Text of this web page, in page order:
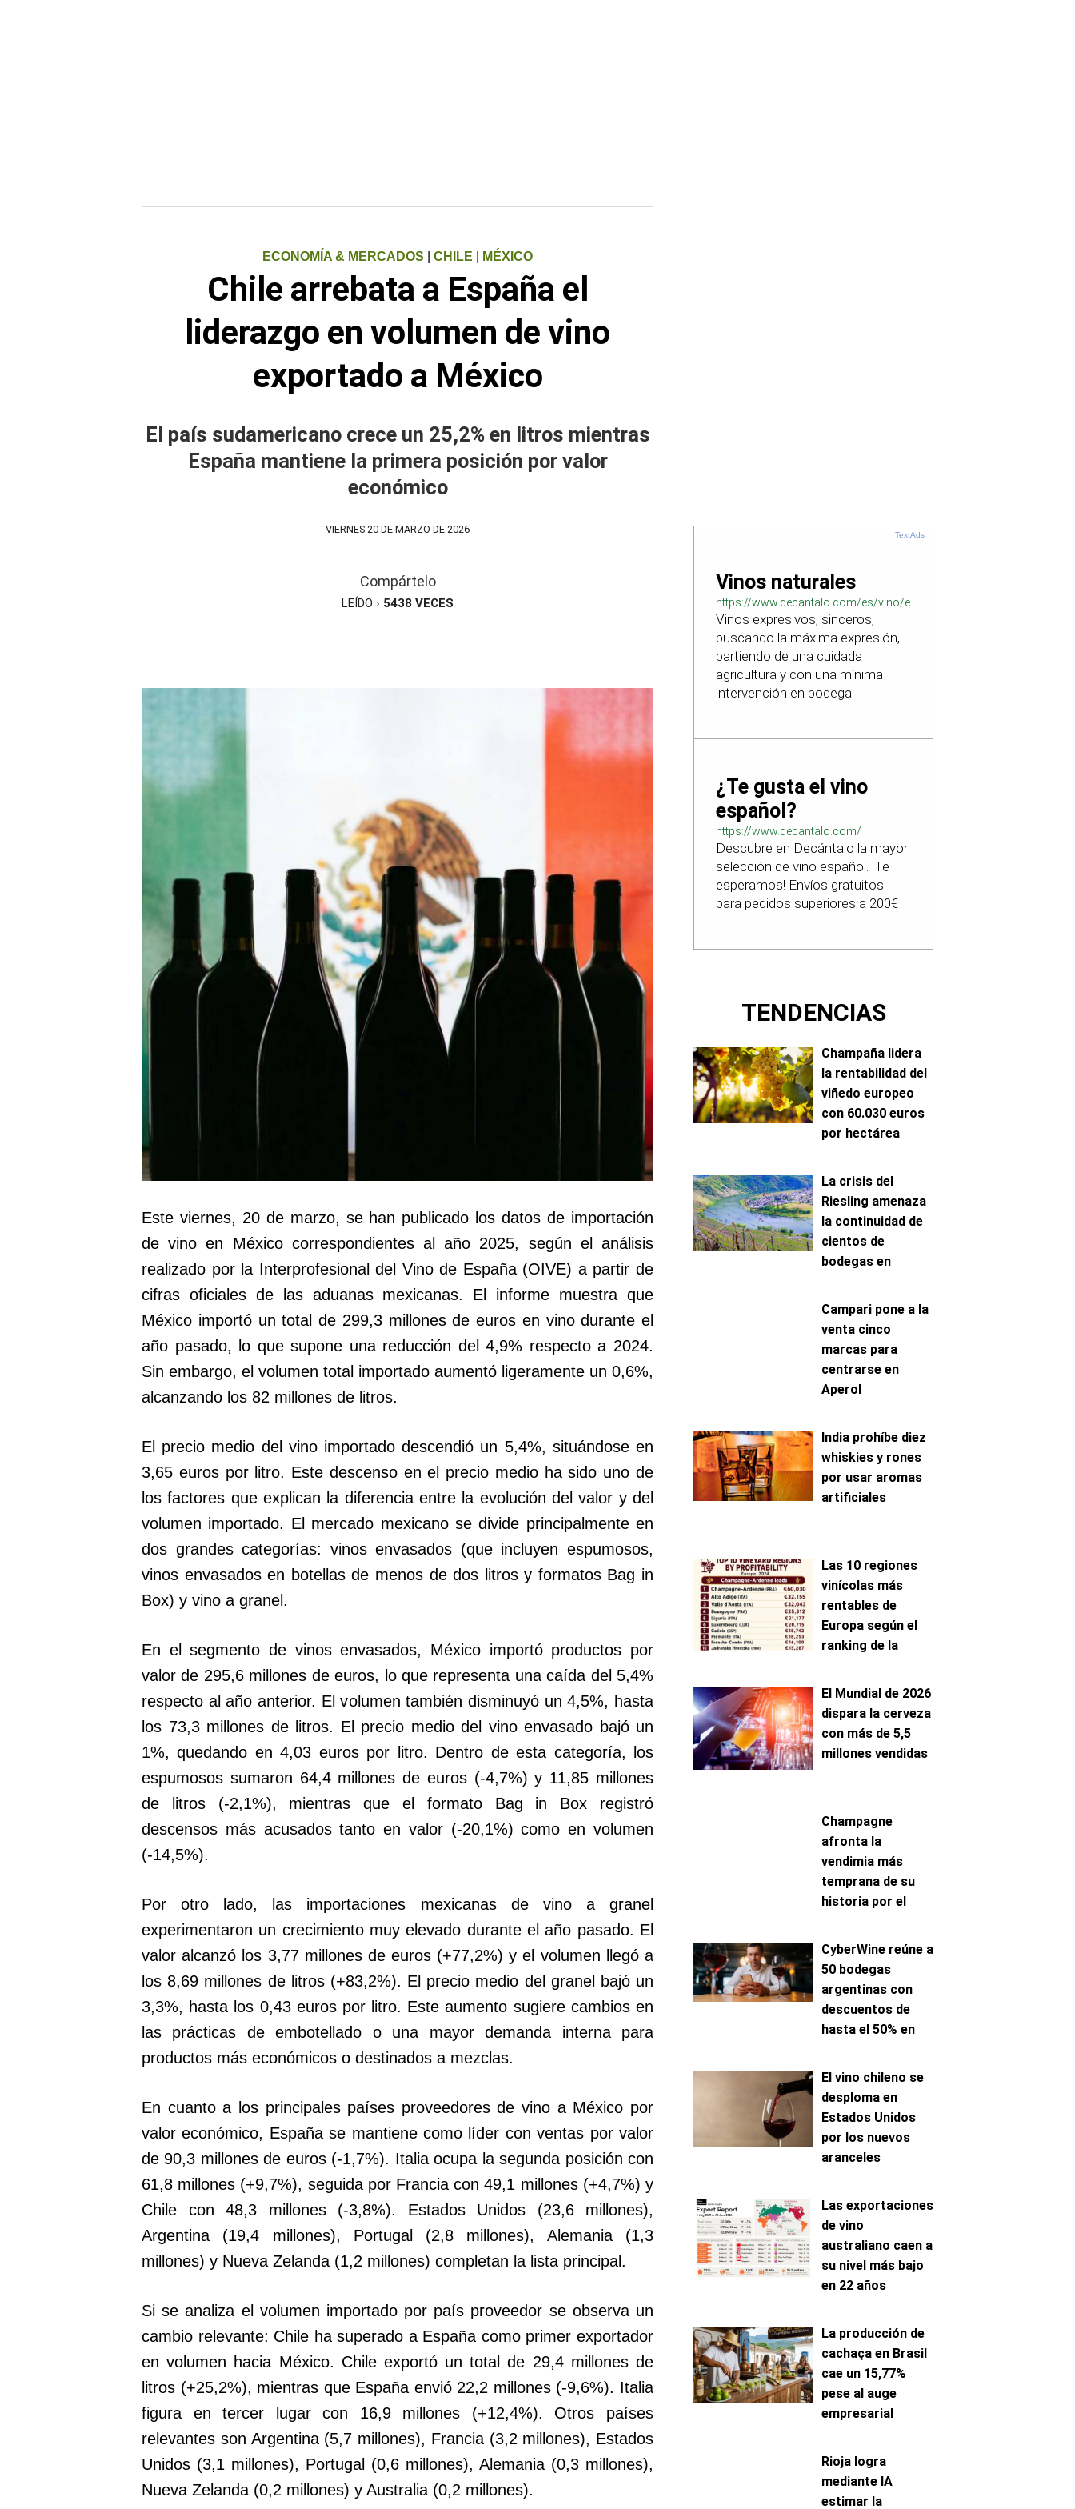
ECONOMÍA & MERCADOS CHILE MÉXICO
Chile arrebata a España el
liderazgo en volumen de vino
exportado a México
El país sudamericano crece un 25,2% en litros mientras
España mantiene la primera posición por valor
económico
VIERNES 20 DE MARZO DE 2026
Compártelo
LEÍDO › 5438 VECES
Este viernes, 20 de marzo, se han publicado los datos de importación
de vino en México correspondientes al año 2025, según el análisis
realizado por la Interprofesional del Vino de España (OIVE) a partir de
cifras oficiales de las aduanas mexicanas. El informe muestra que
México importó un total de 299,3 millones de euros en vino durante el
año pasado, lo que supone una reducción del 4,9% respecto a 2024.
Sin embargo, el volumen total importado aumentó ligeramente un 0,6%,
alcanzando los 82 millones de litros.
El precio medio del vino importado descendió un 5,4%, situándose en
3,65 euros por litro. Este descenso en el precio medio ha sido uno de
los factores que explican la diferencia entre la evolución del valor y del
volumen importado. El mercado mexicano se divide principalmente en
dos grandes categorías: vinos envasados (que incluyen espumosos,
vinos envasados en botellas de menos de dos litros y formatos Bag in
Box) y vino a granel.
En el segmento de vinos envasados, México importó productos por
valor de 295,6 millones de euros, lo que representa una caída del 5,4%
respecto al año anterior. El volumen también disminuyó un 4,5%, hasta
los 73,3 millones de litros. El precio medio del vino envasado bajó un
1%, quedando en 4,03 euros por litro. Dentro de esta categoría, los
espumosos sumaron 64,4 millones de euros (-4,7%) y 11,85 millones
de litros (-2,1%), mientras que el formato Bag in Box registró
descensos más acusados tanto en valor (-20,1%) como en volumen
(-14,5%).
Por otro lado, las importaciones mexicanas de vino a granel
experimentaron un crecimiento muy elevado durante el año pasado. El
valor alcanzó los 3,77 millones de euros (+77,2%) y el volumen llegó a
los 8,69 millones de litros (+83,2%). El precio medio del granel bajó un
3,3%, hasta los 0,43 euros por litro. Este aumento sugiere cambios en
las prácticas de embotellado o una mayor demanda interna para
productos más económicos o destinados a mezclas.
En cuanto a los principales países proveedores de vino a México por
valor económico, España se mantiene como líder con ventas por valor
de 90,3 millones de euros (-1,7%). Italia ocupa la segunda posición con
61,8 millones (+9,7%), seguida por Francia con 49,1 millones (+4,7%) y
Chile con 48,3 millones (-3,8%). Estados Unidos (23,6 millones),
Argentina (19,4 millones), Portugal (2,8 millones), Alemania (1,3
millones) y Nueva Zelanda (1,2 millones) completan la lista principal.
Si se analiza el volumen importado por país proveedor se observa un
cambio relevante: Chile ha superado a España como primer exportador
en volumen hacia México. Chile exportó un total de 29,4 millones de
litros (+25,2%), mientras que España envió 22,2 millones (-9,6%). Italia
figura en tercer lugar con 16,9 millones (+12,4%). Otros países
relevantes son Argentina (5,7 millones), Francia (3,2 millones), Estados
Unidos (3,1 millones), Portugal (0,6 millones), Alemania (0,3 millones),
Nueva Zelanda (0,2 millones) y Australia (0,2 millones).
TextAds
Vinos naturales
https://www.decantalo.com/es/vino/elaboracion_natural/
Vinos expresivos, sinceros,
buscando la máxima expresión,
partiendo de una cuidada
agricultura y con una mínima
intervención en bodega.
¿Te gusta el vino
español?
https://www.decantalo.com/
Descubre en Decántalo la mayor
selección de vino español. ¡Te
esperamos! Envíos gratuitos
para pedidos superiores a 200€
TENDENCIAS
Champaña lidera
la rentabilidad del
viñedo europeo
con 60.030 euros
por hectárea
La crisis del
Riesling amenaza
la continuidad de
cientos de
bodegas en
Campari pone a la
venta cinco
marcas para
centrarse en
Aperol
India prohíbe diez
whiskies y rones
por usar aromas
artificiales
Las 10 regiones
vinícolas más
rentables de
Europa según el
ranking de la
El Mundial de 2026
dispara la cerveza
con más de 5,5
millones vendidas
Champagne
afronta la
vendimia más
temprana de su
historia por el
maduración
CyberWine reúne a
50 bodegas
argentinas con
descuentos de
hasta el 50% en
El vino chileno se
desploma en
Estados Unidos
por los nuevos
aranceles
Las exportaciones
de vino
australiano caen a
su nivel más bajo
en 22 años
La producción de
cachaça en Brasil
cae un 15,77%
pese al auge
empresarial
Rioja logra
mediante IA
estimar la